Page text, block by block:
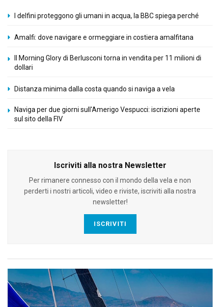
I delfini proteggono gli umani in acqua, la BBC spiega perché
Amalfi: dove navigare e ormeggiare in costiera amalfitana
Il Morning Glory di Berlusconi torna in vendita per 11 milioni di
dollari
Distanza minima dalla costa quando si naviga a vela
Naviga per due giorni sull'Amerigo Vespucci: iscrizioni aperte
sul sito della FIV
Iscriviti alla nostra Newsletter
Per rimanere connesso con il mondo della vela e non
perderti i nostri articoli, video e riviste, iscriviti alla nostra
newsletter!
ISCRIVITI